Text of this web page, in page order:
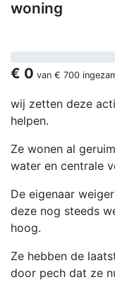
woning
€ 0 van € 700
wij zetten deze
helpen.
Ze wonen al
water en centrale
De eigenaar
deze nog steeds
hoog.
Ze hebben de
door pech dat ze